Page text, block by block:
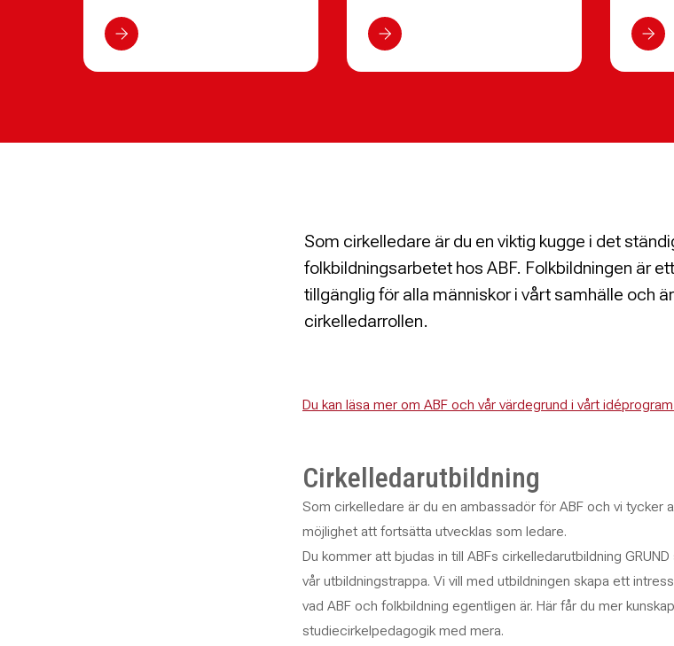
Som cirkelledare är du en viktig kugge i det
folkbildningsarbetet hos ABF. Folkbildningen är
tillgänglig för alla människor i vårt samhälle och
cirkelledarrollen.
Du kan läsa mer om ABF och vår värdegrund i vårt
Cirkelledarutbildning
Som cirkelledare är du en ambassadör för ABF och vi tycker
möjlighet att fortsätta utvecklas som ledare.
Du kommer att bjudas in till ABFs cirkelledarutbildning
vår utbildningstrappa. Vi vill med utbildningen skapa ett
vad ABF och folkbildning egentligen är. Här får du mer
studiecirkelpedagogik med mera.